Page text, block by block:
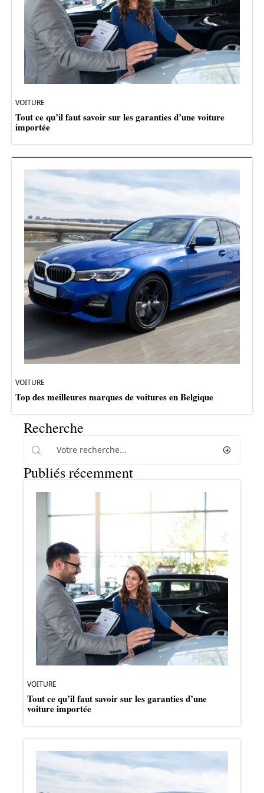
VOITURE
Tout ce qu’il faut savoir sur les garanties d’une voiture
importée
VOITURE
Top des meilleures marques de voitures en Belgique
Recherche
Publiés récemment
VOITURE
Tout ce qu’il faut savoir sur les garanties d’une
voiture importée